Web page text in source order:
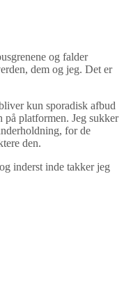
og falder
dem og jeg. Det er
kun sporadisk afbud
platformen. Jeg sukker
for de
den.
inderst inde takker jeg